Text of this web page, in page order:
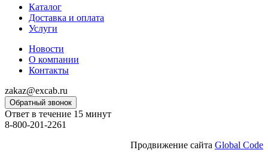
Каталог
Доставка и оплата
Услуги
Новости
О компании
Контакты
zakaz@excab.ru
Обратный звонок
Ответ в течение 15 минут
8-800-201-2261
Продвижение сайта Global Code